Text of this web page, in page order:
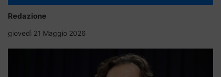
Redazione
giovedì 21 Maggio 2026